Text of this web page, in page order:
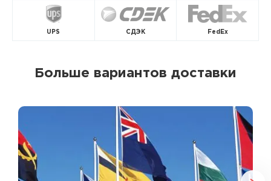
UPS СДЭК FedEx
Больше вариантов доставки